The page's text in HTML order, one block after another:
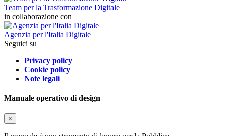
Team per la Trasformazione Digitale
in collaborazione con
Agenzia per l'Italia Digitale
Seguici su
Privacy policy
Cookie policy
Note legali
Manuale operativo di design
×